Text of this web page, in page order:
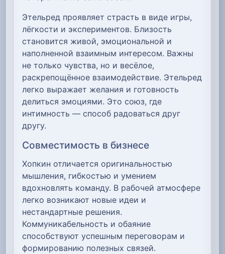
Этельред проявляет страсть в виде игры,
лёгкости и экспериментов. Близость
становится живой, эмоциональной и
наполненной взаимным интересом. Важны
не только чувства, но и весёлое,
раскрепощённое взаимодействие. Этельред
легко выражает желания и готовность
делиться эмоциями. Это союз, где
интимность — способ радоваться друг
другу.
Совместимость в бизнесе
Хопкин отличается оригинальностью
мышления, гибкостью и умением
вдохновлять команду. В рабочей атмосфере
легко возникают новые идеи и
нестандартные решения.
Коммуникабельность и обаяние
способствуют успешным переговорам и
формированию полезных связей.